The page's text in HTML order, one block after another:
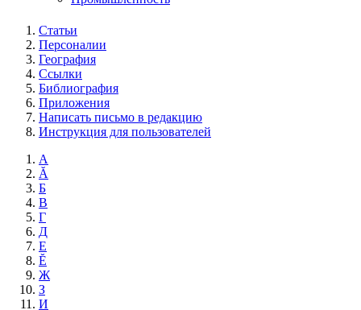
Статьи
Персоналии
География
Ссылки
Библиография
Приложения
Написать письмо в редакцию
Инструкция для пользователей
А
Ă
Б
В
Г
Д
Е
Ĕ
Ж
З
И